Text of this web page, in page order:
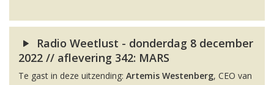
Radio Weetlust - donderdag 8 december
2022 // aflevering 342: MARS
Te gast in deze uitzending: Artemis Westenberg, CEO van